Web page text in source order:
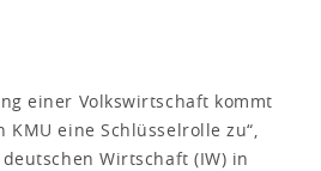
einer Volkswirtschaft kommt
eine Schlüsselrolle zu“,
Wirtschaft (IW) in